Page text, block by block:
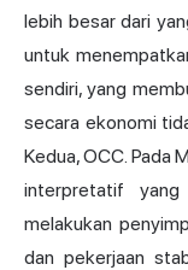
lebih besar dari
untuk
sendiri, yang
secara ekonomi
Kedua, OCC. Pada
interpretatif yang
melakukan
dan pekerjaan